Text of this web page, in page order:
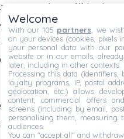
garantit que l’histoire
Cela crée un équilibre
laissé de côté. Le
moments d’initiative est
les joueurs à interagir
réaliste. Organiser des
Welcome
With our 105 partners , we
on your devices (cookies, pixels
your personal data with our
website or in our emails,
later, including in other contexts.
Processing this data (identifiers,
loyalty programs, IP, postal
geolocation, etc.) allows
content, commercial offers
screens (including by email,
personalising them, measuring
audiences.
You can "accept all" and